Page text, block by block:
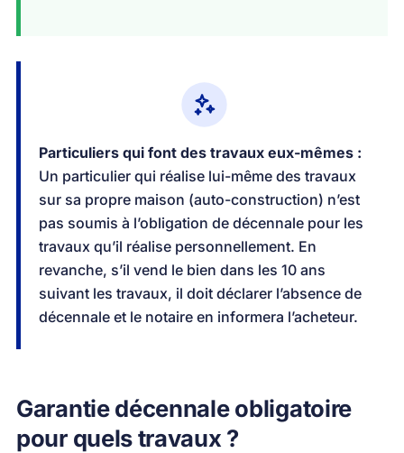
Particuliers qui font des travaux eux-mêmes :
Un particulier qui réalise lui-même des travaux
sur sa propre maison (auto-construction) n’est
pas soumis à l’obligation de décennale pour les
travaux qu’il réalise personnellement. En
revanche, s’il vend le bien dans les 10 ans
suivant les travaux, il doit déclarer l’absence de
décennale et le notaire en informera l’acheteur.
Garantie décennale obligatoire
pour quels travaux ?